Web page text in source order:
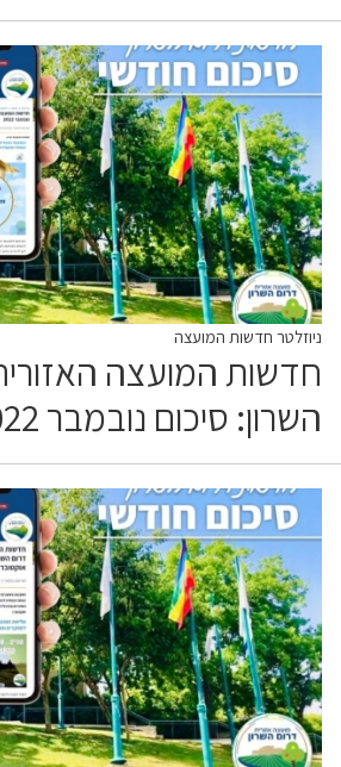
ניוזלטר חדשות המועצה
חדשות המועצה
השרון: סיכום נובמבר 2022